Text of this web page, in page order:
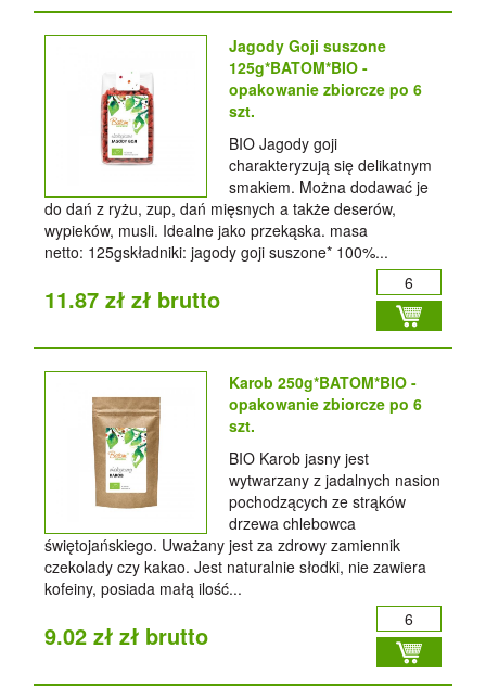
Jagody Goji suszone
125g*BATOM*BIO -
opakowanie zbiorcze po 6
szt.
BIO Jagody goji
charakteryzują się delikatnym
smakiem. Można dodawać je
do dań z ryżu, zup, dań mięsnych a także deserów,
wypieków, musli. Idealne jako przekąska. masa
netto: 125gskładniki: jagody goji suszone* 100%...
11.87 zł zł brutto
Karob 250g*BATOM*BIO -
opakowanie zbiorcze po 6
szt.
BIO Karob jasny jest
wytwarzany z jadalnych nasion
pochodzących ze strąków
drzewa chlebowca
świętojańskiego. Uważany jest za zdrowy zamiennik
czekolady czy kakao. Jest naturalnie słodki, nie zawiera
kofeiny, posiada małą ilość...
9.02 zł zł brutto